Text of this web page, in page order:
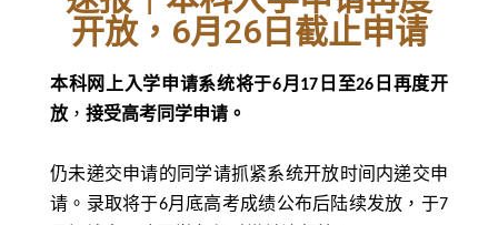
开放，6月26日截止申请
本科网上入学申请系统将于6月17日至26日再度开
放 ， 接受高考同学申请。
仍未递交申请的同学请抓紧系统开放时间内递交申
请。录取将于6月底高考成绩公布后陆续发放，于7